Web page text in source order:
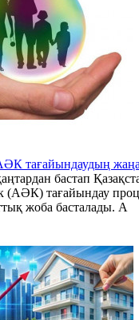
тағайындаудың
бастап
(АӘК) тағайындау
жоба басталады. А